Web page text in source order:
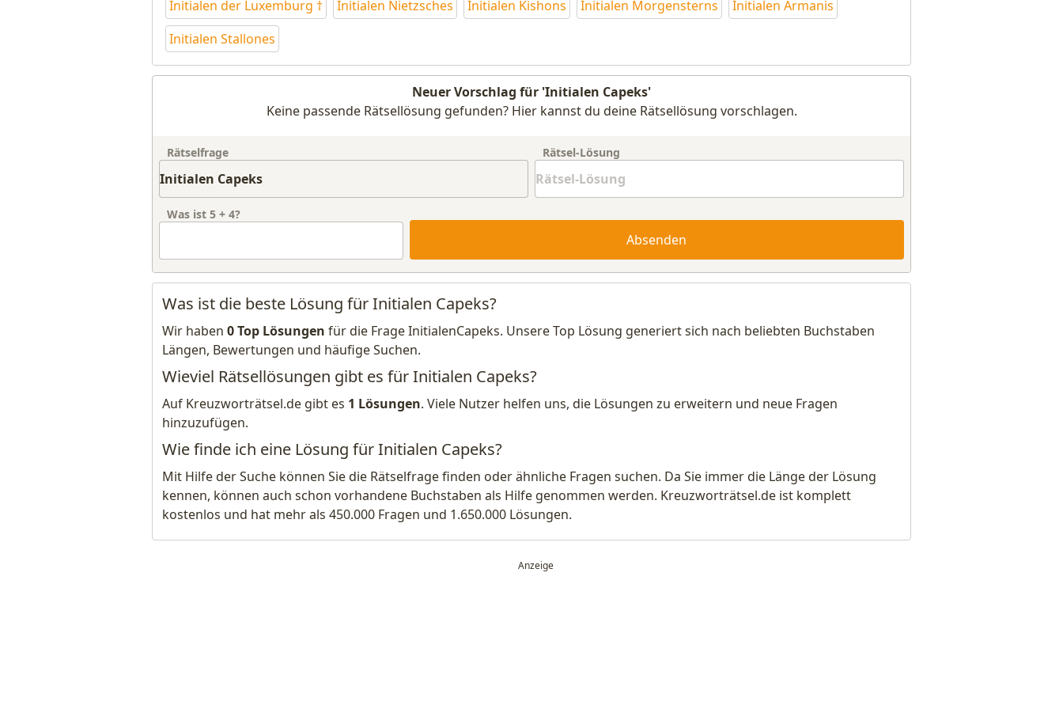
Initialen der Luxemburg †
Initialen Nietzsches Initialen Kishons Initialen Morgensterns
Initialen Armanis
Initialen Stallones
Neuer Vorschlag für 'Initialen Capeks'
Keine passende Rätsellösung gefunden? Hier kannst du deine Rätsellösung vorschlagen.
Rätselfrage Rätsel-Lösung
Was ist 5 + 4?
Absenden
Was ist die beste Lösung für Initialen Capeks?
Wir haben 0 Top Lösungen für die Frage InitialenCapeks. Unsere Top Lösung generiert sich nach beliebten Buchstaben
Längen, Bewertungen und häufige Suchen.
Wieviel Rätsellösungen gibt es für Initialen Capeks?
Auf Kreuzworträtsel.de gibt es 1 Lösungen. Viele Nutzer helfen uns, die Lösungen zu erweitern und neue Fragen
hinzuzufügen.
Wie finde ich eine Lösung für Initialen Capeks?
Mit Hilfe der Suche können Sie die Rätselfrage finden oder ähnliche Fragen suchen. Da Sie immer die Länge der Lösung
kennen, können auch schon vorhandene Buchstaben als Hilfe genommen werden. Kreuzworträtsel.de ist komplett
kostenlos und hat mehr als 450.000 Fragen und 1.650.000 Lösungen.